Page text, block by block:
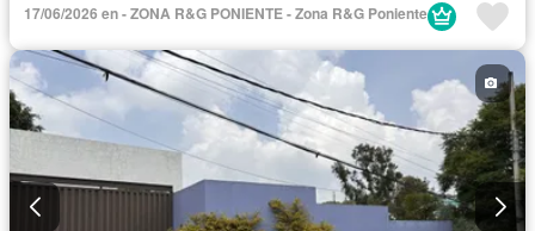
17/06/2026 en - ZONA R&G PONIENTE - Zona R&G Poniente